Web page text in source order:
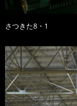
さつきた8・1